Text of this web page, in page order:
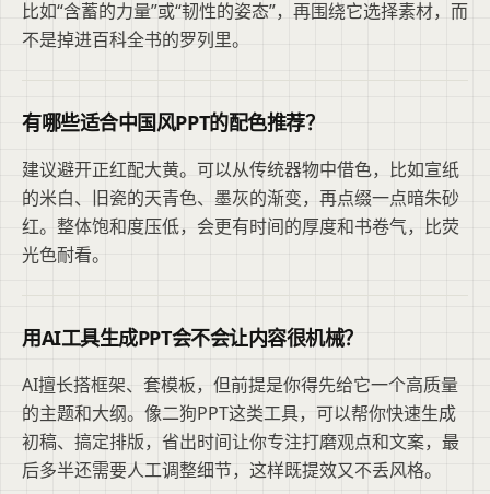
比如“含蓄的力量”或“韧性的姿态”，再围绕它选择素材，而
不是掉进百科全书的罗列里。
有哪些适合中国风PPT的配色推荐？
建议避开正红配大黄。可以从传统器物中借色，比如宣纸
的米白、旧瓷的天青色、墨灰的渐变，再点缀一点暗朱砂
红。整体饱和度压低，会更有时间的厚度和书卷气，比荧
光色耐看。
用AI工具生成PPT会不会让内容很机械？
AI擅长搭框架、套模板，但前提是你得先给它一个高质量
的主题和大纲。像二狗PPT这类工具，可以帮你快速生成
初稿、搞定排版，省出时间让你专注打磨观点和文案，最
后多半还需要人工调整细节，这样既提效又不丢风格。